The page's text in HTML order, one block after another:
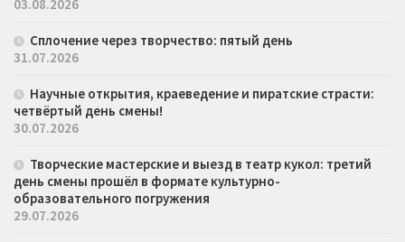
03.08.2026
Сплочение через творчество: пятый день
31.07.2026
Научные открытия, краеведение и пиратские страсти:
четвёртый день смены!
30.07.2026
Творческие мастерские и выезд в театр кукол: третий
день смены прошёл в формате культурно-
образовательного погружения
29.07.2026